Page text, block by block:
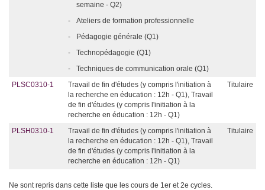
semaine - Q2)
-
Ateliers de formation professionnelle
-
Pédagogie générale (Q1)
-
Technopédagogie (Q1)
-
Techniques de communication orale (Q1)
PLSC0310-1
Travail de fin d'études (y compris l'initiation à
la recherche en éducation : 12h - Q1), Travail
de fin d'études (y compris l'initiation à la
recherche en éducation : 12h - Q1)
Titulaire
PLSH0310-1
Travail de fin d'études (y compris l'initiation à
la recherche en éducation : 12h - Q1), Travail
de fin d'études (y compris l'initiation à la
recherche en éducation : 12h - Q1)
Titulaire
Ne sont repris dans cette liste que les cours de 1er et 2e cycles.